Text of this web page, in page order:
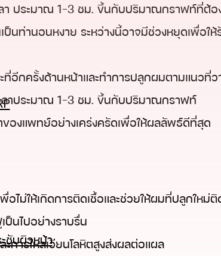
ชับผิวหน้า
า ประมาณ 1-3 ชม. ขึ้นกับปริมาณกราฟท์ที่ต้อ
ป็นท่านอนหงาย ระหว่างนี้อาจมีช่วงหยุดเพื่อใ
อีกครั้งด้านหน้าและทำการปลูกผมตามแนวที่ว
ลาประมาณ 1-3 ชม. ขึ้นกับปริมาณกราฟท์
องแพทย์อย่างเคร่งครัดเพื่อให้ผลลัพธ์ดีที่สุด
ไม่ให้เกิดการติดเชื้อและช่วยให้ผมที่ปลูกใหม่
ป็นไปอย่างราบรื่น
การไหลเวียนโลหิตสูงส่งผลต่อแผล